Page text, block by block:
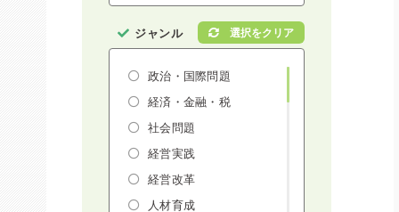
ジャンル
政治・国際問題
経済・金融・税
社会問題
経営実践
経営改革
人材育成